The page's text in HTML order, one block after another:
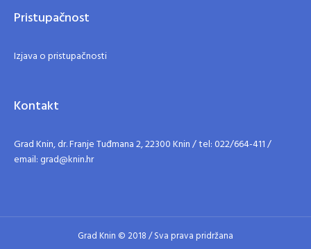
Pristupačnost
Izjava o pristupačnosti
Kontakt
Grad Knin, dr. Franje Tuđmana 2, 22300 Knin / tel: 022/664-411 /
email: grad@knin.hr
Grad Knin © 2018 / Sva prava pridržana